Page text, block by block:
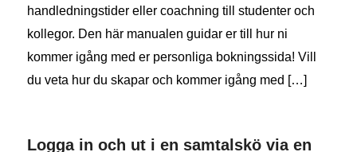
handledningstider eller coachning till studenter och
kollegor. Den här manualen guidar er till hur ni
kommer igång med er personliga bokningssida! Vill
du veta hur du skapar och kommer igång med […]
Logga in och ut i en samtalskö via en